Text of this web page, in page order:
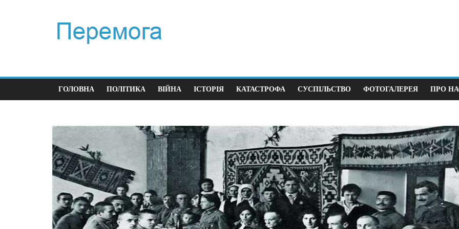
ГОЛОВНА ПОЛІТИКА ВІЙНА ІСТОРІЯ КАТАСТРОФА СУСПІЛЬСТВО ФОТОГАЛЕРЕЯ ПРО
Політика
Перший крок до виборів під
час війни
23.12.2025 0
Суспільство
В Німеччині 38
щодня
12.04.2026 0